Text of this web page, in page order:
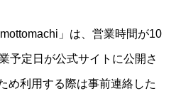
」は、営業時間が10
予定日が公式サイトに公開さ
め利用する際は事前連絡した